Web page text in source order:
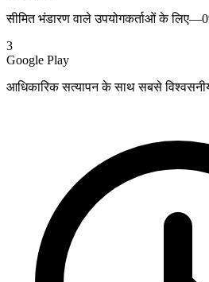
सीमित भंडारण वाले उपयोगकर्ताओं के
3
Google Play
आधिकारिक सत्यापन के साथ सबसे